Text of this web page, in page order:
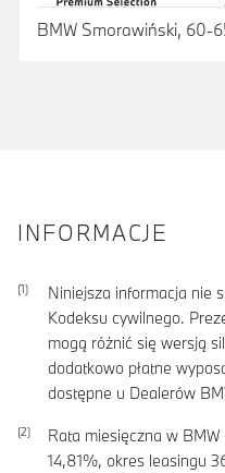
BMW Smorawiński, 60-
INFORMACJE
Niniejsza informacja nie
Kodeksu cywilnego.
mogą różnić się wersją
dodatkowo płatne
dostępne u Dealerów
Rata miesięczna w
14,81%, okres leasingu